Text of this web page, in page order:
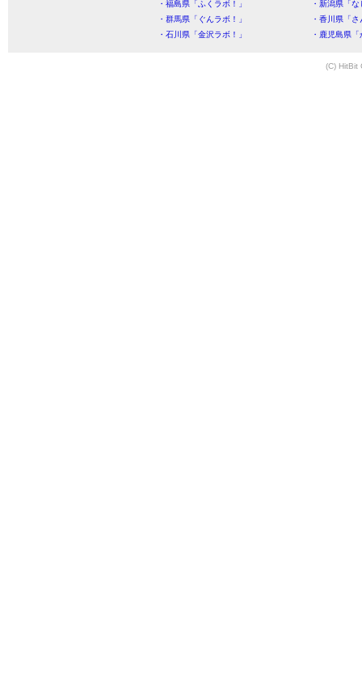
・福島県「ふくラボ！」
・新潟県「
・群馬県「ぐんラボ！」
・香川県「
・石川県「金沢ラボ！」
・鹿児島県
(C) HitBit